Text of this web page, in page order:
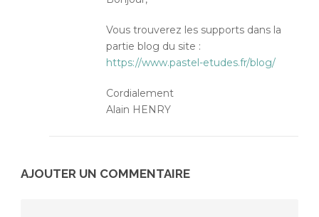
Vous trouverez les supports dans la
partie blog du site :
https://www.pastel-etudes.fr/blog/
Cordialement
Alain HENRY
AJOUTER UN COMMENTAIRE